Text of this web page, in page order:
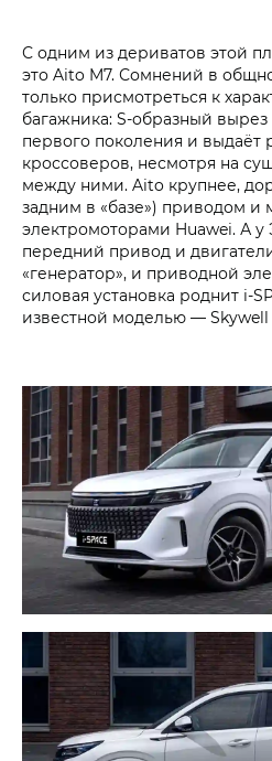
С одним из дериватов этой
это Aito M7. Сомнений в
только присмотреться к
багажника: S-образный
первого поколения и выдаёт
кроссоверов, несмотря на
между ними. Aito крупнее,
задним в «базе») приводом
электромоторами Huawei. А
передний привод и
«генератор», и приводной
силовая установка роднит
известной моделью — Skywell